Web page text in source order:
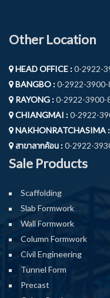
Other Location
HEAD OFFICE :0-2922-
BANGBO :0-2922-3900-
RAYONG :0-2922-3900-
CHIANGMAI :0-2922-
NAKHONRATCHASIMA :
สาขาลากค้อน :0-2922-
Sale Products
Scaffolding
Slab Formwork
Wall Formwork
Column Formwork
Civil Engineering
Tunnel Form
Precast